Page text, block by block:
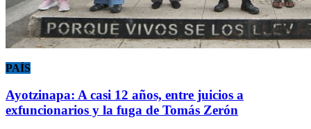
PAÍS
Ayotzinapa: A casi 12 años, entre juicios a
exfuncionarios y la fuga de Tomás Zerón